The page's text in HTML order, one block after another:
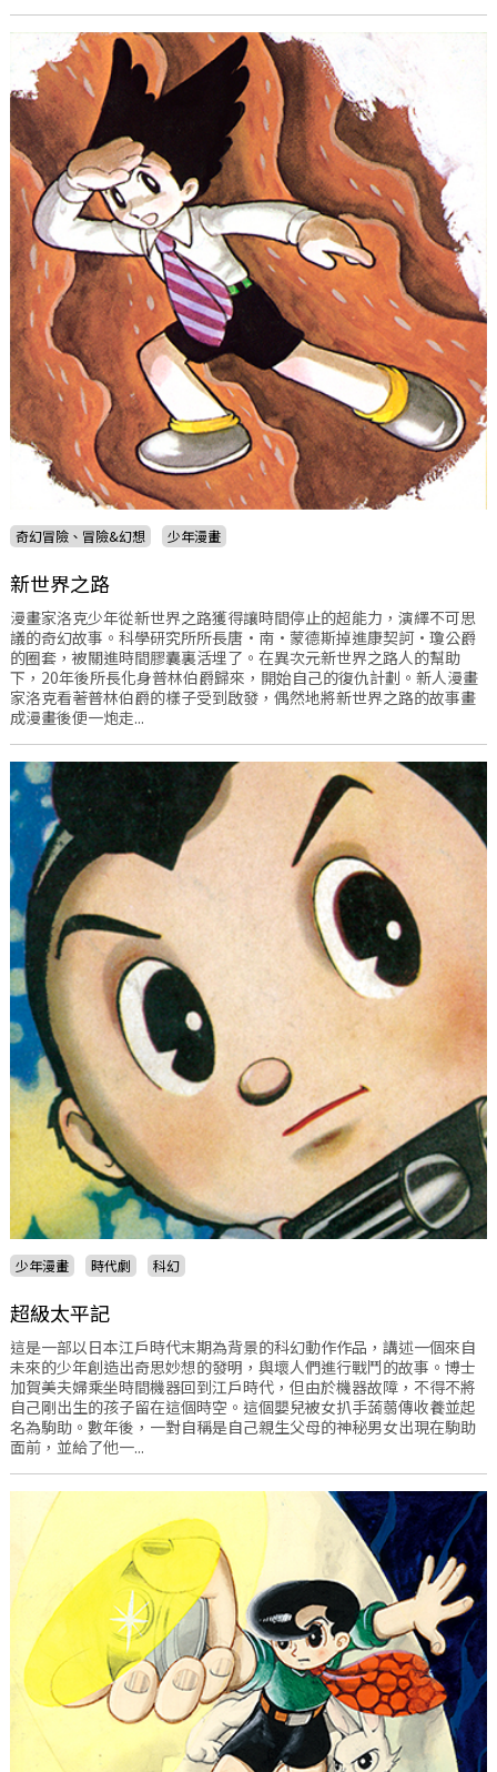
奇幻冒險、冒險&幻想 少年漫畫
新世界之路
漫畫家洛克少年從新世界之路獲得讓時間停止的超能力，演繹不可思
議的奇幻故事。科學研究所所長唐·南·蒙德斯掉進康契訶·瓊公爵
的圈套，被關進時間膠囊裏活埋了。在異次元新世界之路人的幫助
下，20年後所長化身普林伯爵歸來，開始自己的復仇計劃。新人漫畫
家洛克看著普林伯爵的樣子受到啟發，偶然地將新世界之路的故事畫
成漫畫後便一炮走...
少年漫畫 時代劇 科幻
超級太平記
這是一部以日本江戶時代末期為背景的科幻動作作品，講述一個來自
未來的少年創造出奇思妙想的發明，與壞人們進行戰鬥的故事。博士
加賀美夫婦乘坐時間機器回到江戶時代，但由於機器故障，不得不將
自己剛出生的孩子留在這個時空。這個嬰兒被女扒手蒟蒻傳收養並起
名為駒助。數年後，一對自稱是自己親生父母的神秘男女出現在駒助
面前，並給了他一...